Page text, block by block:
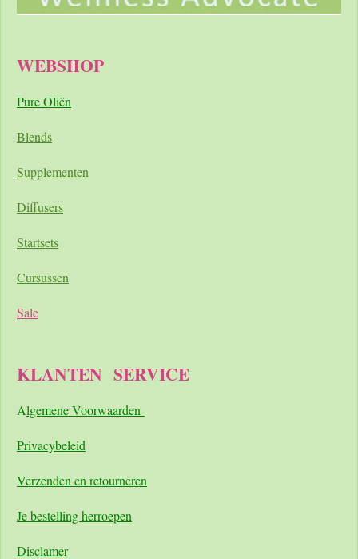
WEBSHOP
Pure Oliën
Blends
Supplementen
Diffusers
Startsets
Cursussen
Sale
KLANTEN SERVICE
Algemene Voorwaarden
Privacybeleid
Verzenden en retourneren
Je bestelling herroepen
Disclamer